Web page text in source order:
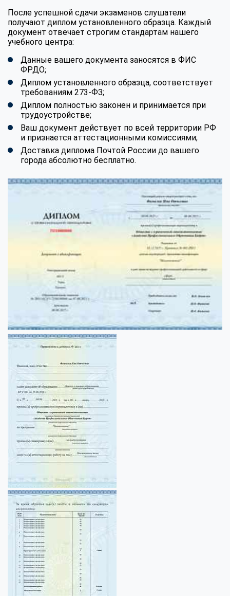
После успешной сдачи экзаменов слушатели
получают диплом установленного образца. Каждый
документ отвечает строгим стандартам нашего
учебного центра:
Данные вашего документа заносятся в ФИС
ФРДО;
Диплом установленного образца, соответствует
требованиям 273-ФЗ;
Диплом полностью законен и принимается при
трудоустройстве;
Ваш документ действует по всей территории РФ
и признается аттестационными комиссиями;
Доставка диплома Почтой России до вашего
города абсолютно бесплатно.